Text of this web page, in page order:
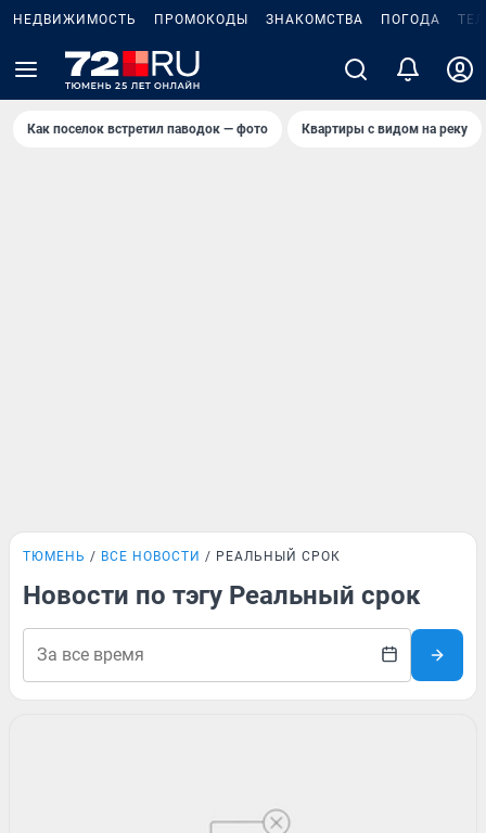
НЕДВИЖИМОСТЬ ПРОМОКОДЫ ЗНАКОМСТВА ПОГОДА
Как поселок встретил паводок — фото Квартиры с видом на реку
ТЮМЕНЬ ВСЕ НОВОСТИ РЕАЛЬНЫЙ СРОК
Новости по тэгу Реальный срок